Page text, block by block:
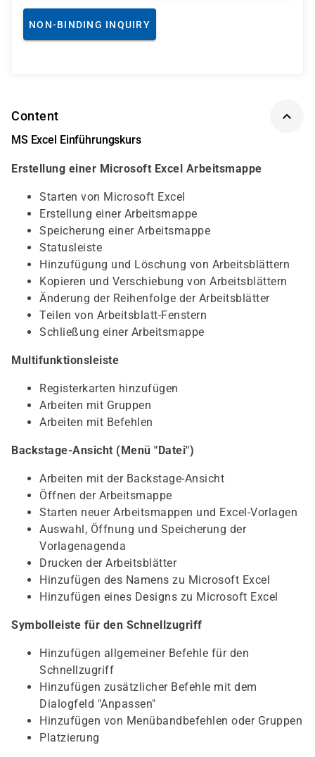
NON-BINDING INQUIRY
Content
MS Excel Einführungskurs
Erstellung einer Microsoft Excel Arbeitsmappe
Starten von Microsoft Excel
Erstellung einer Arbeitsmappe
Speicherung einer Arbeitsmappe
Statusleiste
Hinzufügung und Löschung von Arbeitsblättern
Kopieren und Verschiebung von Arbeitsblättern
Änderung der Reihenfolge der Arbeitsblätter
Teilen von Arbeitsblatt-Fenstern
Schließung einer Arbeitsmappe
Multifunktionsleiste
Registerkarten hinzufügen
Arbeiten mit Gruppen
Arbeiten mit Befehlen
Backstage-Ansicht (Menü "Datei")
Arbeiten mit der Backstage-Ansicht
Öffnen der Arbeitsmappe
Starten neuer Arbeitsmappen und Excel-Vorlagen
Auswahl, Öffnung und Speicherung der
Vorlagenagenda
Drucken der Arbeitsblätter
Hinzufügen des Namens zu Microsoft Excel
Hinzufügen eines Designs zu Microsoft Excel
Symbolleiste für den Schnellzugriff
Hinzufügen allgemeiner Befehle für den
Schnellzugriff
Hinzufügen zusätzlicher Befehle mit dem
Dialogfeld "Anpassen"
Hinzufügen von Menübandbefehlen oder Gruppen
Platzierung